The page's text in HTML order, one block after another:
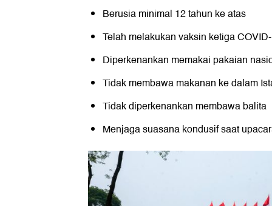
Berusia minimal 12 tahun ke atas
Telah melakukan vaksin ketiga
Diperkenankan memakai pakaian
Tidak membawa makanan ke dalam
Tidak diperkenankan membawa balita
Menjaga suasana kondusif saat